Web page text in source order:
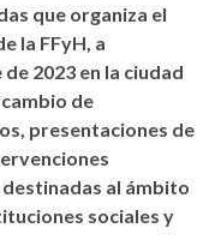
que organiza el
la FFyH, a
2023 en la ciudad
de
presentaciones de
al ámbito
sociales y